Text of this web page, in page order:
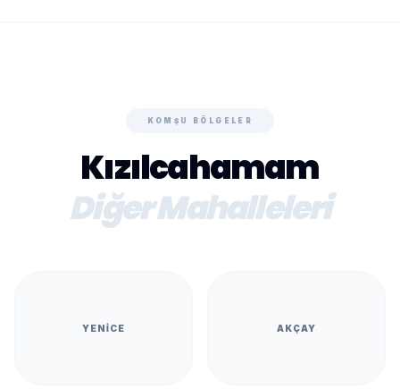
KOMŞU BÖLGELER
Kızılcahamam
Diğer Mahalleleri
YENICE AKÇAY